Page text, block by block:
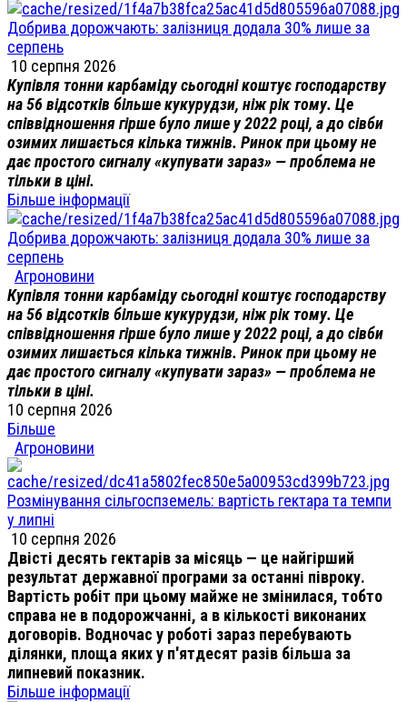
Добрива дорожчають: залізниця додала 30% лише за
серпень
10 серпня 2026
Купівля тонни карбаміду сьогодні коштує господарству
на 56 відсотків більше кукурудзи, ніж рік тому. Це
співвідношення гірше було лише у 2022 році, а до сівби
озимих лишається кілька тижнів. Ринок при цьому не
дає простого сигналу «купувати зараз» — проблема не
тільки в ціні.
Більше інформації
Добрива дорожчають: залізниця додала 30% лише за
серпень
Агроновини
Купівля тонни карбаміду сьогодні коштує господарству
на 56 відсотків більше кукурудзи, ніж рік тому. Це
співвідношення гірше було лише у 2022 році, а до сівби
озимих лишається кілька тижнів. Ринок при цьому не
дає простого сигналу «купувати зараз» — проблема не
тільки в ціні.
10 серпня 2026
Більше
Агроновини
Розмінування сільгоспземель: вартість гектара та темпи
у липні
10 серпня 2026
Двісті десять гектарів за місяць — це найгірший
результат державної програми за останні півроку.
Вартість робіт при цьому майже не змінилася, тобто
справа не в подорожчанні, а в кількості виконаних
договорів. Водночас у роботі зараз перебувають
ділянки, площа яких у п'ятдесят разів більша за
липневий показник.
Більше інформації